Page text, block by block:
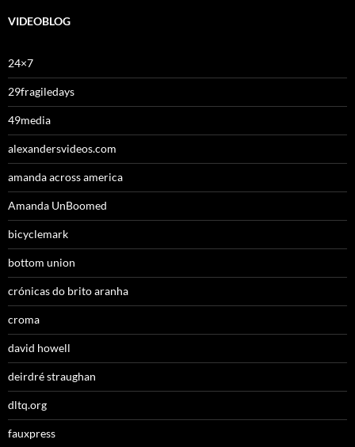
VIDEOBLOG
24×7
29fragiledays
49media
alexandersvideos.com
amanda across america
Amanda UnBoomed
bicyclemark
bottom union
crónicas do brito aranha
croma
david howell
deirdré straughan
dltq.org
fauxpress